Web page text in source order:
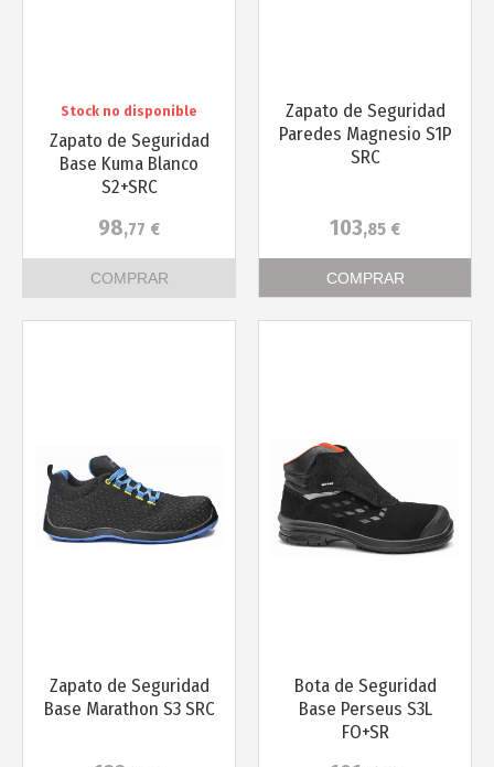
Zapato de Seguridad
Base Kuma Blanco
S2+SRC
98,77 €
Stock no disponible
COMPRAR
Zapato de Seguridad
Paredes Magnesio S1P
SRC
103,85 €
COMPRAR
Zapato de Seguridad
Base Marathon S3 SRC
Bota de Seguridad
Base Perseus S3L
FO+SR